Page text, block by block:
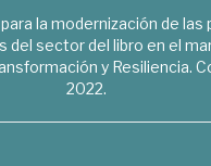
la modernización de las
del sector del libro en el
y Resiliencia.
2022.